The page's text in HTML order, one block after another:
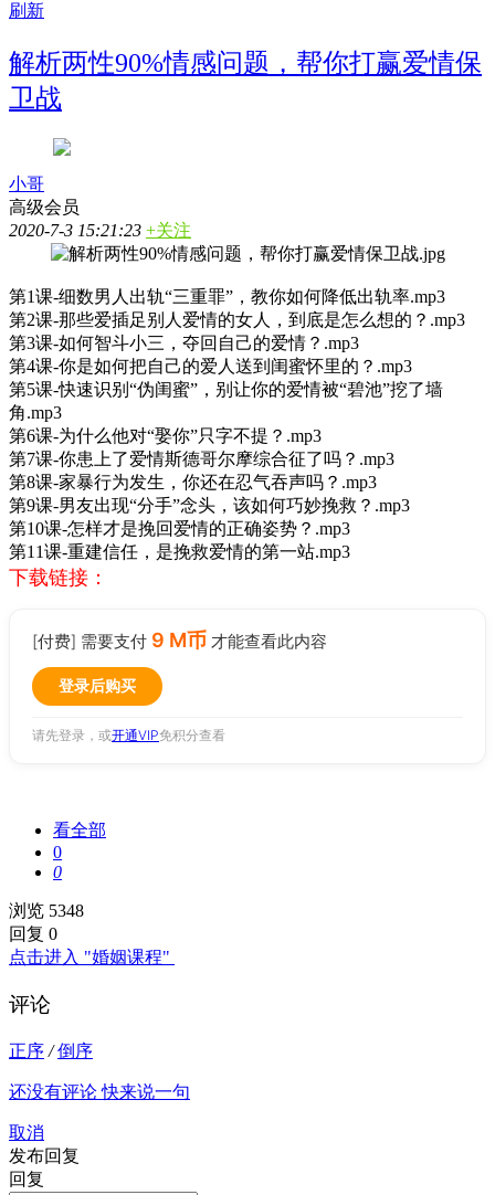
刷新
解析两性90%情感问题，帮你打赢爱情保
卫战
小哥
高级会员
2020-7-3 15:21:23 +关注
第1课-细数男人出轨“三重罪”，教你如何降低出轨率.mp3
第2课-那些爱插足别人爱情的女人，到底是怎么想的？.mp3
第3课-如何智斗小三，夺回自己的爱情？.mp3
第4课-你是如何把自己的爱人送到闺蜜怀里的？.mp3
第5课-快速识别“伪闺蜜”，别让你的爱情被“碧池”挖了墙
角.mp3
第6课-为什么他对“娶你”只字不提？.mp3
第7课-你患上了爱情斯德哥尔摩综合征了吗？.mp3
第8课-家暴行为发生，你还在忍气吞声吗？.mp3
第9课-男友出现“分手”念头，该如何巧妙挽救？.mp3
第10课-怎样才是挽回爱情的正确姿势？.mp3
第11课-重建信任，是挽救爱情的第一站.mp3
下载链接：
[付费] 需要支付 9 M币 才能查看此内容
登录后购买
请先登录，或开通VIP免积分查看
看全部
0
0
浏览 5348
回复 0
点击进入 "婚姻课程"
评论
正序 / 倒序
还没有评论 快来说一句
取消
发布回复
回复